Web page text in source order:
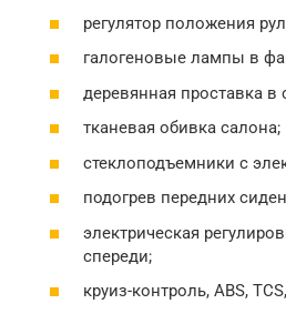
регулятор положения
галогеновые лампы в
деревянная проставка в
тканевая обивка салона;
стеклоподъемники с
подогрев передних
электрическая
спереди;
круиз-контроль, ABS,